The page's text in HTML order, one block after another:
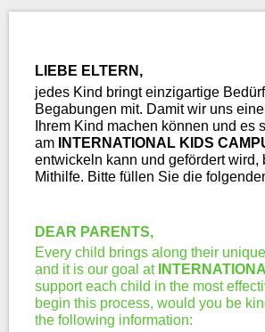
LIEBE ELTERN,
jedes Kind bringt einzigartige
Begabungen mit. Damit wir uns
Ihrem Kind machen können und es
am INTERNATIONAL KIDS
entwickeln kann und gefördert wird,
Mithilfe. Bitte füllen Sie die
DEAR PARENTS,
Every child brings along their
and it is our goal at
support each child in the most
begin this process, would you be
the following information: